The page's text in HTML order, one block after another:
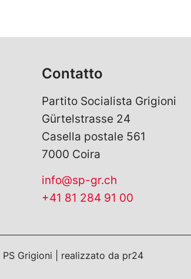
Contatto
Partito Socialista Grigioni
Gürtelstrasse 24
Casella postale 561
7000 Coira
info@sp-gr.ch
+41 81 284 91 00
PS Grigioni | realizzato da pr24